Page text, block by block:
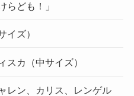
らども！」
イズ）
スカ（中サイズ）
レン、カリス、レンゲル